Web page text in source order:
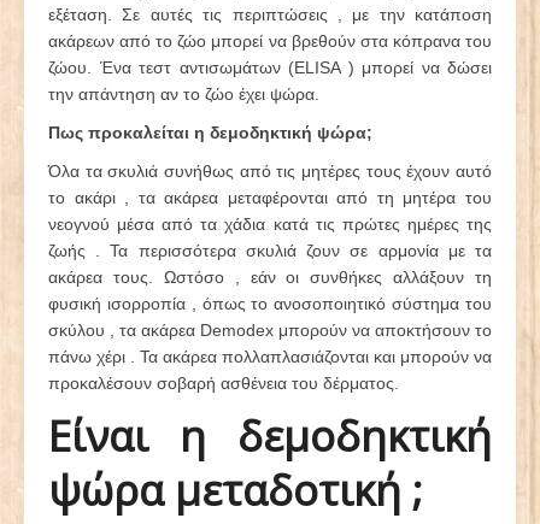
εξέταση. Σε αυτές τις περιπτώσεις , με την κατάποση
ακάρεων από το ζώο μπορεί να βρεθούν στα κόπρανα του
ζώου. Ένα τεστ αντισωμάτων (ELISA ) μπορεί να δώσει
την απάντηση αν το ζώο έχει ψώρα.
Πως προκαλείται η δεμοδηκτική ψώρα;
Όλα τα σκυλιά συνήθως από τις μητέρες τους έχουν αυτό
το ακάρι , τα ακάρεα μεταφέρονται από τη μητέρα του
νεογνού μέσα από τα χάδια κατά τις πρώτες ημέρες της
ζωής . Τα περισσότερα σκυλιά ζουν σε αρμονία με τα
ακάρεα τους. Ωστόσο , εάν οι συνθήκες αλλάξουν τη
φυσική ισορροπία , όπως το ανοσοποιητικό σύστημα του
σκύλου , τα ακάρεα Demodex μπορούν να αποκτήσουν το
πάνω χέρι . Τα ακάρεα πολλαπλασιάζονται και μπορούν να
προκαλέσουν σοβαρή ασθένεια του δέρματος.
Είναι η δεμοδηκτική
ψώρα μεταδοτική ;